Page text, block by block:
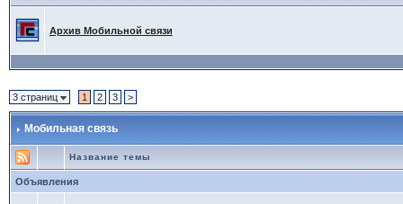
Архив Мобильной связи
3 страниц 1 2 3 >
Мобильная связь
Название темы
Объявления